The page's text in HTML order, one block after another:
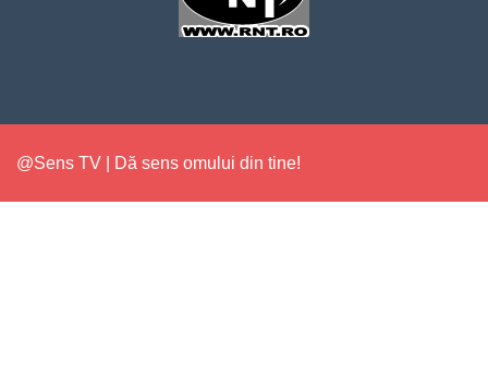
@Sens TV | Dă sens omului din tine!